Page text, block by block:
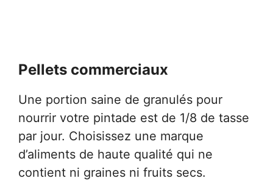
Pellets commerciaux
Une portion saine de granulés pour
nourrir votre pintade est de 1/8 de tasse
par jour. Choisissez une marque
d’aliments de haute qualité qui ne
contient ni graines ni fruits secs.